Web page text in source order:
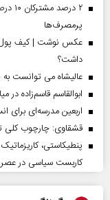
۲
پرمصرف‌ها
عکس نوشت | کیف پول
داشت؟
عالیشاه می توانست
ابوالقاسم قاسم‌زاده
اربعین مدرسه‌ای برای
قشقاوی: چارچوب
پنطیکاستی،
کاربست سیاسی در